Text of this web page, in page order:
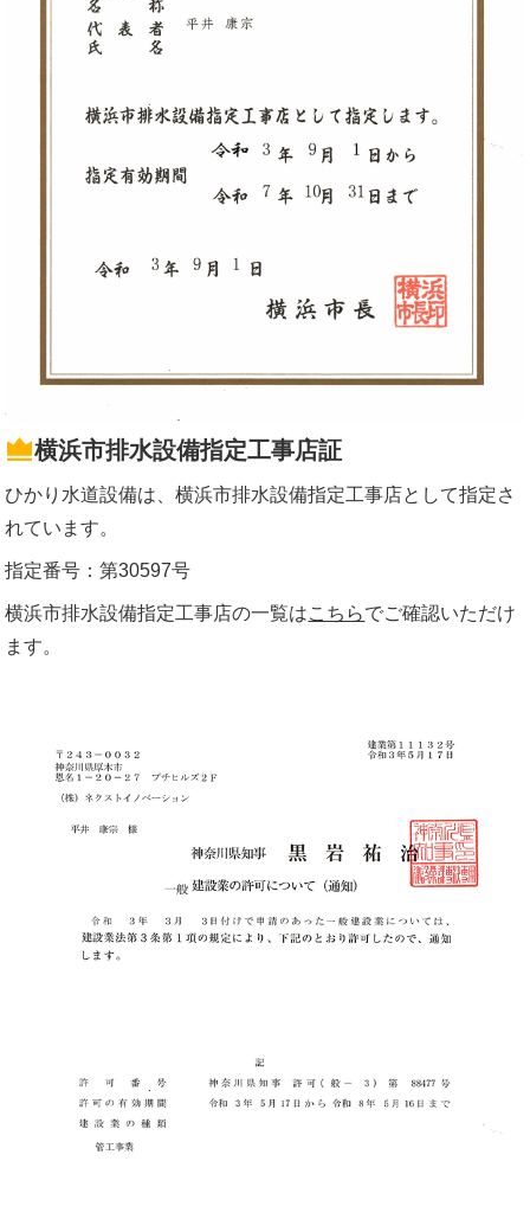
横浜市排水設備指定工事店証
ひかり水道設備は、横浜市排水設備指定工事店として指定さ
れています。
指定番号：第30597号
横浜市排水設備指定工事店の一覧はこちらでご確認いただけ
ます。